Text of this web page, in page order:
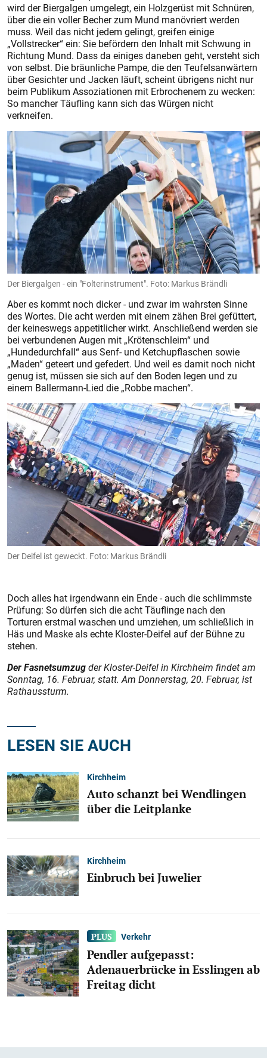
wird der Biergalgen umgelegt, ein Holzgerüst mit Schnüren,
über die ein voller Becher zum Mund manövriert werden
muss. Weil das nicht jedem gelingt, greifen einige
„Vollstrecker“ ein: Sie befördern den Inhalt mit Schwung in
Richtung Mund. Dass da einiges daneben geht, versteht sich
von selbst. Die bräunliche Pampe, die den Teufelsanwärtern
über Gesichter und Jacken läuft, scheint übrigens nicht nur
beim Publikum Assoziationen mit Erbrochenem zu wecken:
So mancher Täufling kann sich das Würgen nicht
verkneifen.
Der Biergalgen - ein "Folterinstrument". Foto: Markus Brändli
Aber es kommt noch dicker - und zwar im wahrsten Sinne
des Wortes. Die acht werden mit einem zähen Brei gefüttert,
der keineswegs appetitlicher wirkt. Anschließend werden sie
bei verbundenen Augen mit „Krötenschleim“ und
„Hundedurchfall“ aus Senf- und Ketchupflaschen sowie
„Maden“ geteert und gefedert. Und weil es damit noch nicht
genug ist, müssen sie sich auf den Boden legen und zu
einem Ballermann-Lied die „Robbe machen“.
Der Deifel ist geweckt. Foto: Markus Brändli
Doch alles hat irgendwann ein Ende - auch die schlimmste
Prüfung: So dürfen sich die acht Täuflinge nach den
Torturen erstmal waschen und umziehen, um schließlich in
Häs und Maske als echte Kloster-Deifel auf der Bühne zu
stehen.
Der Fasnetsumzugder Kloster-Deifel in Kirchheim findet am
Sonntag, 16. Februar, statt. Am Donnerstag, 20. Februar, ist
Rathaussturm.
LESEN SIE AUCH
Kirchheim
Auto schanzt bei Wendlingen
über die Leitplanke
Kirchheim
Einbruch bei Juwelier
Verkehr
Pendler aufgepasst:
Adenauerbrücke in Esslingen ab
Freitag dicht